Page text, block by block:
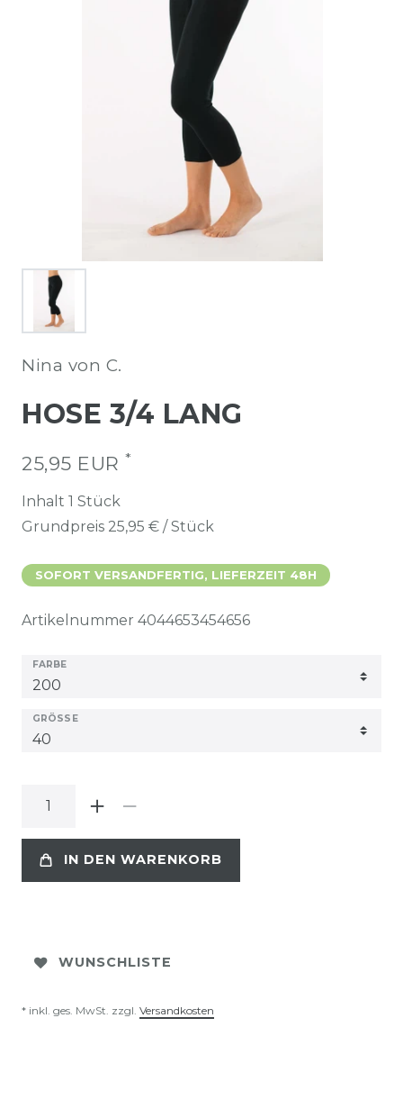
Nina von C.
HOSE 3/4 LANG
25,95 EUR *
Inhalt 1 Stück
Grundpreis 25,95 € / Stück
SOFORT VERSANDFERTIG, LIEFERZEIT 48H
Artikelnummer 4044653454656
FARBE
GRÖSSE
IN DEN WARENKORB
WUNSCHLISTE
* inkl. ges. MwSt. zzgl. Versandkosten